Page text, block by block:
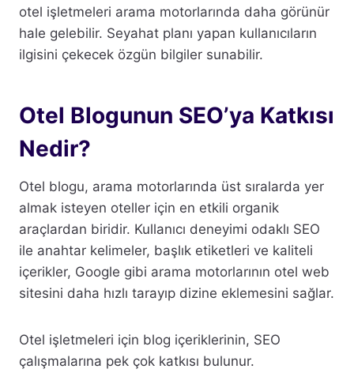
otel işletmeleri arama motorlarında daha görünür
hale gelebilir. Seyahat planı yapan kullanıcıların
ilgisini çekecek özgün bilgiler sunabilir.
Otel Blogunun SEO’ya Katkısı
Nedir?
Otel blogu, arama motorlarında üst sıralarda yer
almak isteyen oteller için en etkili organik
araçlardan biridir. Kullanıcı deneyimi odaklı SEO
ile anahtar kelimeler, başlık etiketleri ve kaliteli
içerikler, Google gibi arama motorlarının otel web
sitesini daha hızlı tarayıp dizine eklemesini sağlar.
Otel işletmeleri için blog içeriklerinin, SEO
çalışmalarına pek çok katkısı bulunur.